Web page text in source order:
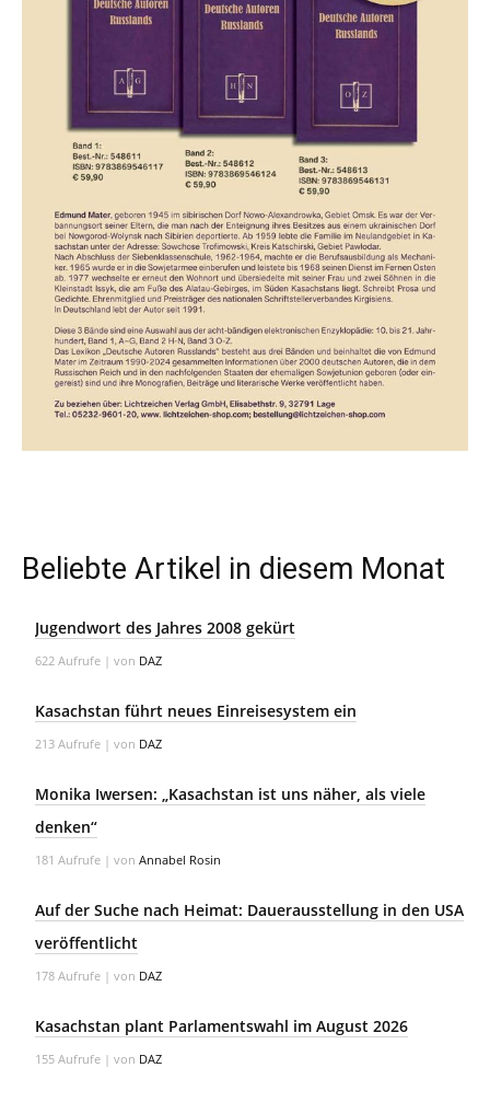
Beliebte Artikel in diesem Monat
Jugendwort des Jahres 2008 gekürt
622 Aufrufe | von DAZ
Kasachstan führt neues Einreisesystem ein
213 Aufrufe | von DAZ
Monika Iwersen: „Kasachstan ist uns näher, als viele
denken“
181 Aufrufe | von Annabel Rosin
Auf der Suche nach Heimat: Dauerausstellung in den USA
veröffentlicht
178 Aufrufe | von DAZ
Kasachstan plant Parlamentswahl im August 2026
155 Aufrufe | von DAZ